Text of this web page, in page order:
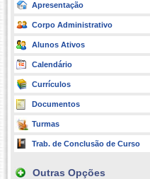
Apresentação
Corpo Administrativo
Alunos Ativos
Calendário
Currículos
Documentos
Turmas
Trab. de Conclusão de Curso
Outras Opções